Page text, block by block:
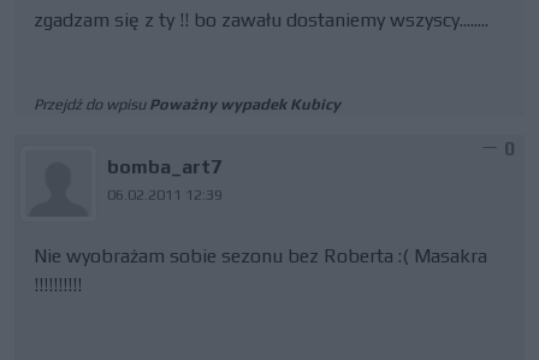
zgadzam się z ty !! bo zawału dostaniemy wszyscy........
Przejdź do wpisu Poważny wypadek Kubicy
bomba_art7
06.02.2011 12:39
0
Nie wyobrażam sobie sezonu bez Roberta :( Masakra
!!!!!!!!!!